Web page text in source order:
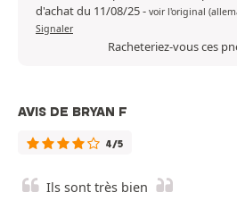
d'achat du 11/08/25- voir l'original
Signaler
Racheteriez-vous ces
AVIS DE BRYAN F
4/5
Ils sont très bien